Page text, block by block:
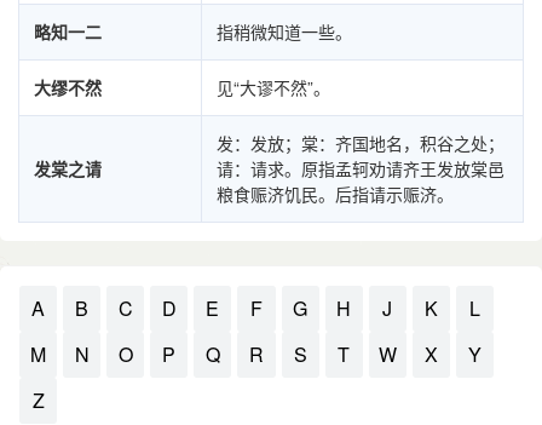
略知一二 指稍微知道一些。
大缪不然 见“大谬不然”。
发棠之请
发：发放；棠：齐国地名，积谷之处；
请：请求。原指孟轲劝请齐王发放棠邑
粮食赈济饥民。后指请示赈济。
A B C D E F G H J K
L
M
N O P Q R S T W X
Y
Z